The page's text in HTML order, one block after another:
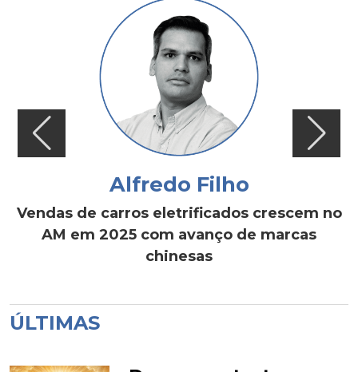
Alfredo Filho
Vendas de carros eletrificados crescem no
AM em 2025 com avanço de marcas
chinesas
ÚLTIMAS